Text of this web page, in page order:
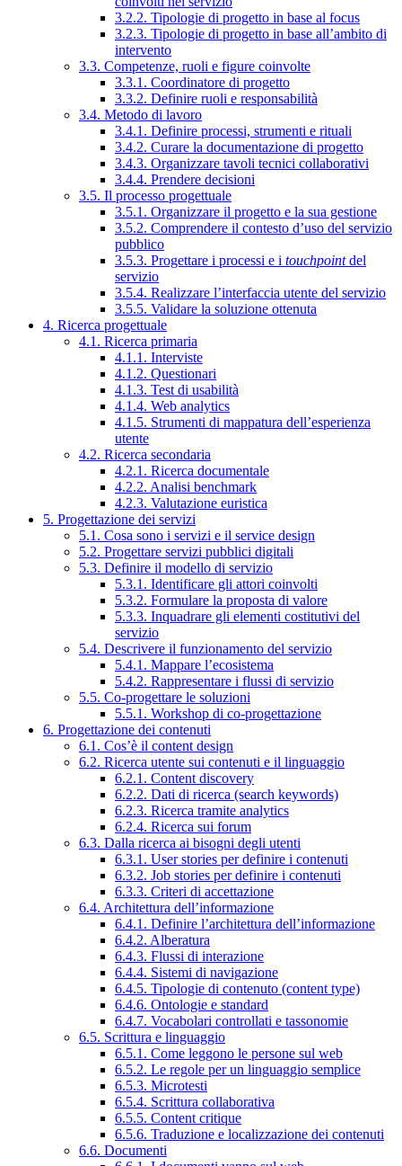
3.2.2. Tipologie di progetto in base al focus
3.2.3. Tipologie di progetto in base all’ambito di
intervento
3.3. Competenze, ruoli e figure coinvolte
3.3.1. Coordinatore di progetto
3.3.2. Definire ruoli e responsabilità
3.4. Metodo di lavoro
3.4.1. Definire processi, strumenti e rituali
3.4.2. Curare la documentazione di progetto
3.4.3. Organizzare tavoli tecnici collaborativi
3.4.4. Prendere decisioni
3.5. Il processo progettuale
3.5.1. Organizzare il progetto e la sua gestione
3.5.2. Comprendere il contesto d’uso del servizio
pubblico
3.5.3. Progettare i processi e i touchpointdel
servizio
3.5.4. Realizzare l’interfaccia utente del servizio
3.5.5. Validare la soluzione ottenuta
4. Ricerca progettuale
4.1. Ricerca primaria
4.1.1. Interviste
4.1.2. Questionari
4.1.3. Test di usabilità
4.1.4. Web analytics
4.1.5. Strumenti di mappatura dell’esperienza
utente
4.2. Ricerca secondaria
4.2.1. Ricerca documentale
4.2.2. Analisi benchmark
4.2.3. Valutazione euristica
5. Progettazione dei servizi
5.1. Cosa sono i servizi e il service design
5.2. Progettare servizi pubblici digitali
5.3. Definire il modello di servizio
5.3.1. Identificare gli attori coinvolti
5.3.2. Formulare la proposta di valore
5.3.3. Inquadrare gli elementi costitutivi del
servizio
5.4. Descrivere il funzionamento del servizio
5.4.1. Mappare l’ecosistema
5.4.2. Rappresentare i flussi di servizio
5.5. Co-progettare le soluzioni
5.5.1. Workshop di co-progettazione
6. Progettazione dei contenuti
6.1. Cos’è il content design
6.2. Ricerca utente sui contenuti e il linguaggio
6.2.1. Content discovery
6.2.2. Dati di ricerca (search keywords)
6.2.3. Ricerca tramite analytics
6.2.4. Ricerca sui forum
6.3. Dalla ricerca ai bisogni degli utenti
6.3.1. User stories per definire i contenuti
6.3.2. Job stories per definire i contenuti
6.3.3. Criteri di accettazione
6.4. Architettura dell’informazione
6.4.1. Definire l’architettura dell’informazione
6.4.2. Alberatura
6.4.3. Flussi di interazione
6.4.4. Sistemi di navigazione
6.4.5. Tipologie di contenuto (content type)
6.4.6. Ontologie e standard
6.4.7. Vocabolari controllati e tassonomie
6.5. Scrittura e linguaggio
6.5.1. Come leggono le persone sul web
6.5.2. Le regole per un linguaggio semplice
6.5.3. Microtesti
6.5.4. Scrittura collaborativa
6.5.5. Content critique
6.5.6. Traduzione e localizzazione dei contenuti
6.6. Documenti